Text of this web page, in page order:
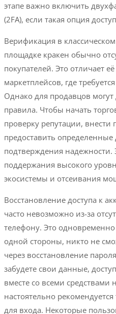
этапе важно включить
(2FA), если такая опция
Верификация в
площадке кракен обычно
покупателей. Это отличает
маркетплейсов, где
Однако для продавцов могут
правила. Чтобы начать
проверку репутации,
предоставить
подтверждения надежности.
поддержания высокого
экосистемы и отсеивания
Восстановление доступа к
часто невозможно из-за
телефону. Это
одной стороны, никто не
через восстановление
забудете свои данные,
вместе со всеми средствами
настоятельно
для входа. Некоторые